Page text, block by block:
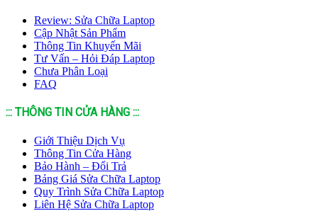
Review: Sửa Chữa Laptop
Cập Nhật Sản Phẩm
Thông Tin Khuyến Mãi
Tư Vấn – Hỏi Đáp Laptop
Chưa Phân Loại
FAQ
::: THÔNG TIN CỬA HÀNG :::
Giới Thiệu Dịch Vụ
Thông Tin Cửa Hàng
Bảo Hành – Đổi Trả
Bảng Giá Sửa Chữa Laptop
Quy Trình Sửa Chữa Laptop
Liên Hệ Sửa Chữa Laptop